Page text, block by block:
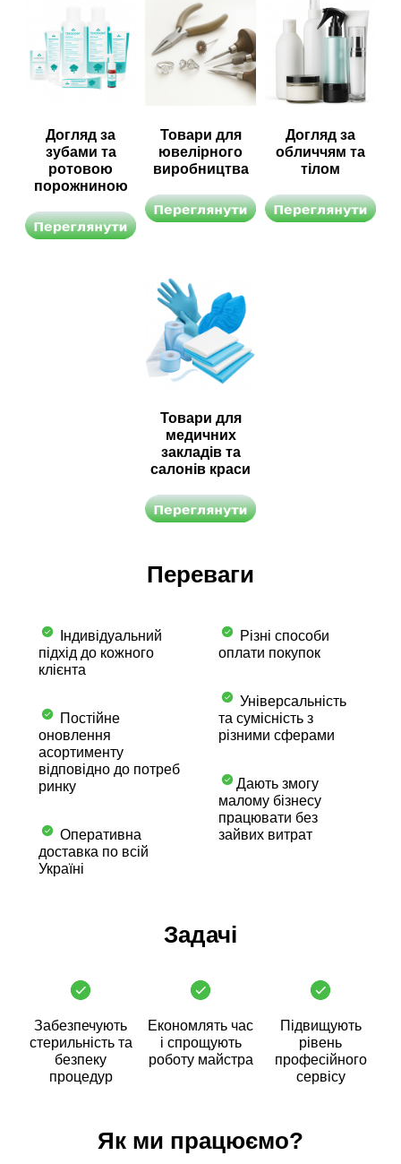
Догляд за
зубами та
ротовою
порожниною
Товари для
ювелірного
виробництва
Догляд за
обличчям та
тілом
Товари для
медичних
закладів та
салонів краси
Переваги
Індивідуальний
підхід до кожного
клієнта
Постійне
оновлення
асортименту
відповідно до потреб
ринку
Оперативна
доставка по всій
Україні
Різні способи
оплати покупок
Універсальність
та сумісність з
різними сферами
Дають змогу
малому бізнесу
працювати без
зайвих витрат
Задачі
Забезпечують
стерильність та
безпеку
процедур
Економлять час
і спрощують
роботу майстра
Підвищують
рівень
професійного
сервісу
Як ми працюємо?